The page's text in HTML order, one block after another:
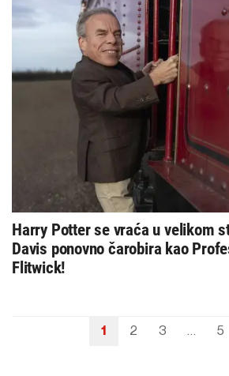
Harry Potter se vraća u velikom
Davis ponovno čarobira kao
Flitwick!
1 2 3 5